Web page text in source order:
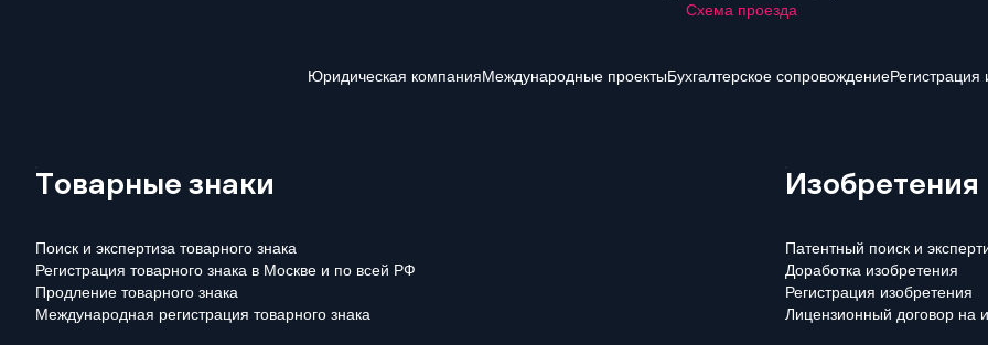
Схема проезда
Юридическая компанияМеждународные проектыБухгалтерское сопровождение
Товарные знаки
Поиск и экспертиза товарного знака
Регистрация товарного знака в Москве и по всей РФ
Продление товарного знака
Международная регистрация товарного знака
Изобретения
Патентный поиск и
Доработка изобретения
Регистрация изобретения
Лицензионный договор на